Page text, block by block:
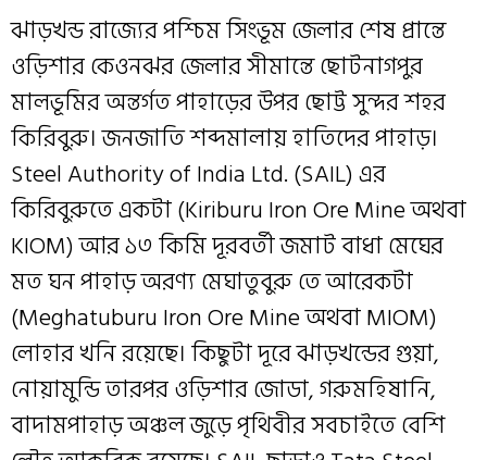
ঝাড়খন্ড রাজ্যের পশ্চিম সিংভূম জেলার শেষ প্রান্তে
ওড়িশার কেওনঝর জেলার সীমান্তে ছোটনাগপুর
মালভূমির অন্তর্গত পাহাড়ের উপর ছোট্ট সুন্দর শহর
কিরিবুরু। জনজাতি শব্দমালায় হাতিদের পাহাড়।
Steel Authority of India Ltd. (SAIL) এর
কিরিবুরুতে একটা (Kiriburu Iron Ore Mine অথবা
KIOM) আর ১৩ কিমি দূরবর্তী জমাট বাধা মেঘের
মত ঘন পাহাড় অরণ্য মেঘাতুবুরু তে আরেকটা
(Meghatuburu Iron Ore Mine অথবা MIOM)
লোহার খনি রয়েছে। কিছুটা দূরে ঝাড়খন্ডের গুয়া,
নোয়ামুন্ডি তারপর ওড়িশার জোডা, গরুমহিষানি,
বাদামপাহাড় অঞ্চল জুড়ে পৃথিবীর সবচাইতে বেশি